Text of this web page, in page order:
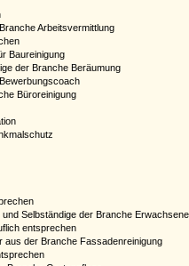
Arbeitsvermittlung
Baureinigung
der Branche Beräumung
Büroreinigung
Selbständige der Branche
entsprechen
aus der Branche Fassadenreinigung